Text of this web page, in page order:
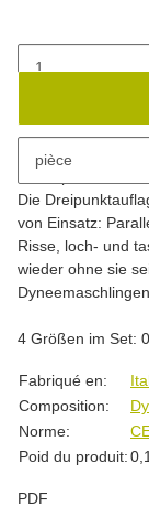
pièce
Die
von Einsatz:
Risse, loch- und
wieder ohne sie
4 Größen im Set:
Fabriqué en:
Composition:
Norme:
Poid du produit:
PDF